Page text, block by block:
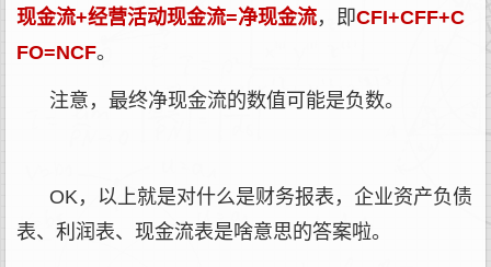
现金流+经营活动现金流=净现金流，即CFI+CFF+C
FO=NCF。
注意，最终净现金流的数值可能是负数。
OK，以上就是对什么是财务报表，企业资产负债
表、利润表、现金流表是啥意思的答案啦。